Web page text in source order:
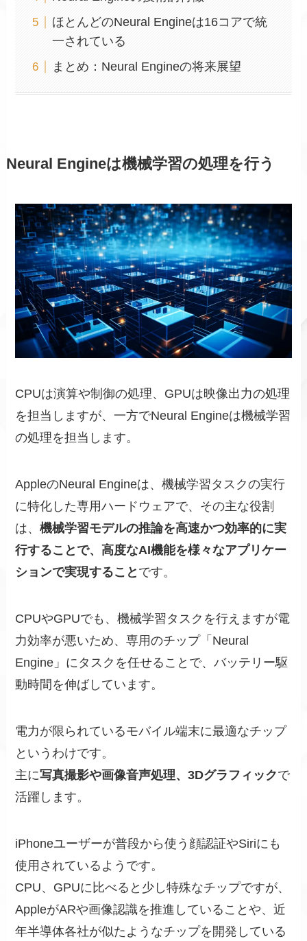
ほとんどのNeural Engineは16コアで統
一されている
まとめ：Neural Engineの将来展望
Neural Engineは機械学習の処理を行う
CPUは演算や制御の処理、GPUは映像出力の処理
を担当しますが、一方でNeural Engineは機械学習
の処理を担当します。
AppleのNeural Engineは、機械学習タスクの実行
に特化した専用ハードウェアで、その主な役割
は、機械学習モデルの推論を高速かつ効率的に実
行することで、高度なAI機能を様々なアプリケー
ションで実現すること です。
CPUやGPUでも、機械学習タスクを行えますが電
力効率が悪いため、専用のチップ「Neural
Engine」にタスクを任せることで、バッテリー駆
動時間を伸ばしています。
電力が限られているモバイル端末に最適なチップ
というわけです。
主に写真撮影や画像音声処理、3Dグラフィックで
活躍します。
iPhoneユーザーが普段から使う顔認証やSiriにも
使用されているようです。
CPU、GPUに比べると少し特殊なチップですが、
AppleがARや画像認識を推進していることや、近
年半導体各社が似たようなチップを開発している